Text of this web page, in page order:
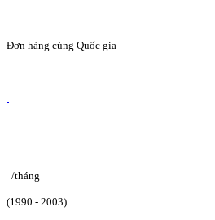
Đơn hàng cùng Quốc gia
/tháng
(1990 - 2003)